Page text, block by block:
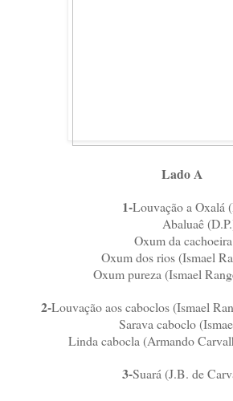
Lado A
1-Louvação a Oxalá
Abaluaê
Oxum da
Oxum dos rios (Ismael
Oxum pureza (Ismael
2-Louvação aos caboclos (Ismael
Sarava caboclo
Linda cabocla (Armando
3-Suará (J.B. de